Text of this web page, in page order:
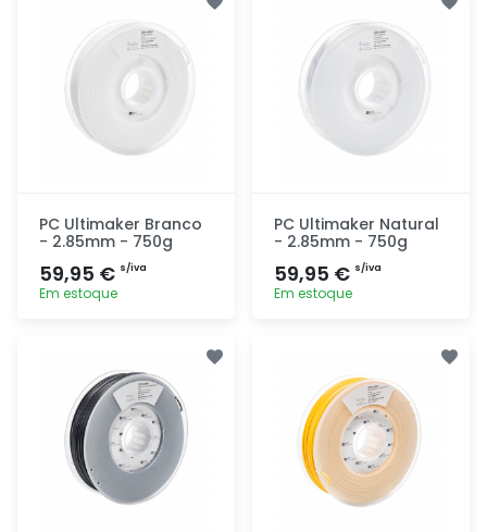
PC Ultimaker Branco
- 2.85mm - 750g
59,95 € s/iva
Em estoque
PC Ultimaker Natural
- 2.85mm - 750g
59,95 € s/iva
Em estoque